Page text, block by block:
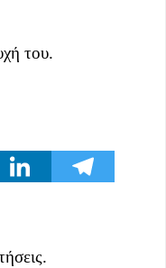
του.